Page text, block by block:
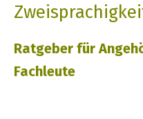
Ratgeber für
Fachleute